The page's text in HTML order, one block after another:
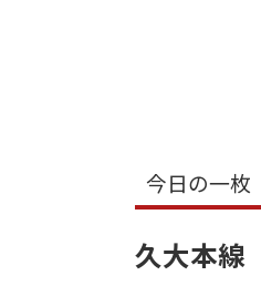
今日の一枚
久大本線